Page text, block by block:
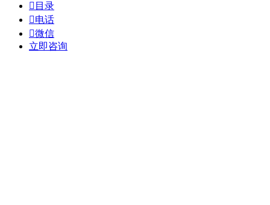
 目录
电话
微信
立即咨询